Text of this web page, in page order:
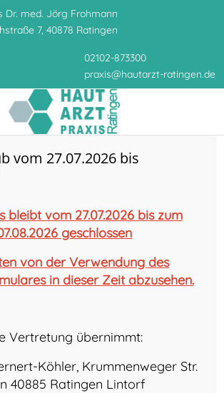
Dr. med. Jörg Frohmann
7, 40878 Ratingen
02102-873300
praxis@hautarzt-ratingen.de
vom 27.07.2026 bis
bleibt vom 27.07.2026 bis zum
geschlossen
von der Verwendung des
in dieser Zeit abzusehen.
Vertretung übernimmt:
Köhler, Krummenweger Str.
40885 Ratingen Lintorf